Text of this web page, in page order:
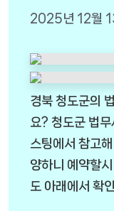
2025년 12월
경북 청도군의
요? 청도군 법
스팅에서 참고
양하니 예약할
도 아래에서 확